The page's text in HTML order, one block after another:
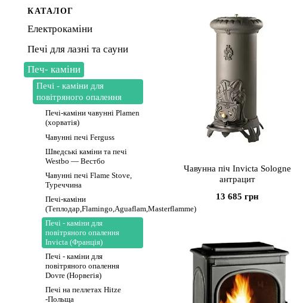
Чавунна піч Invicta Sologne
антрацит
13 685 грн
КАТАЛОГ
Електрокаміни
Печі для лазні та сауни
Печ- каміни
Печі - каміни для
повітряного опалення
Печі-каміни чавунні Plamen
(хорватія)
Чавунні печі Ferguss
Шведські каміни та печі
Westbo — Вестбо
Чавунні печі Flame Stove,
Туреччина
Печі-каміни
(Теплодар,Flamingo,Aguaflam,Masterflamme)
Печі - каміни для
повітряного опалення
Invicta (Франція)
Печі - каміни для
повітряного опалення
Dovre (Норвегія)
Печі на пеллетах Hitze
-Польща